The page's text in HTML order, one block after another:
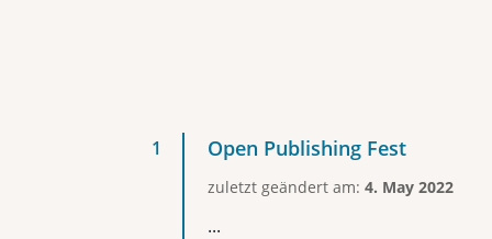
Open Publishing Fest
zuletzt geändert am: 4. May 2022
...